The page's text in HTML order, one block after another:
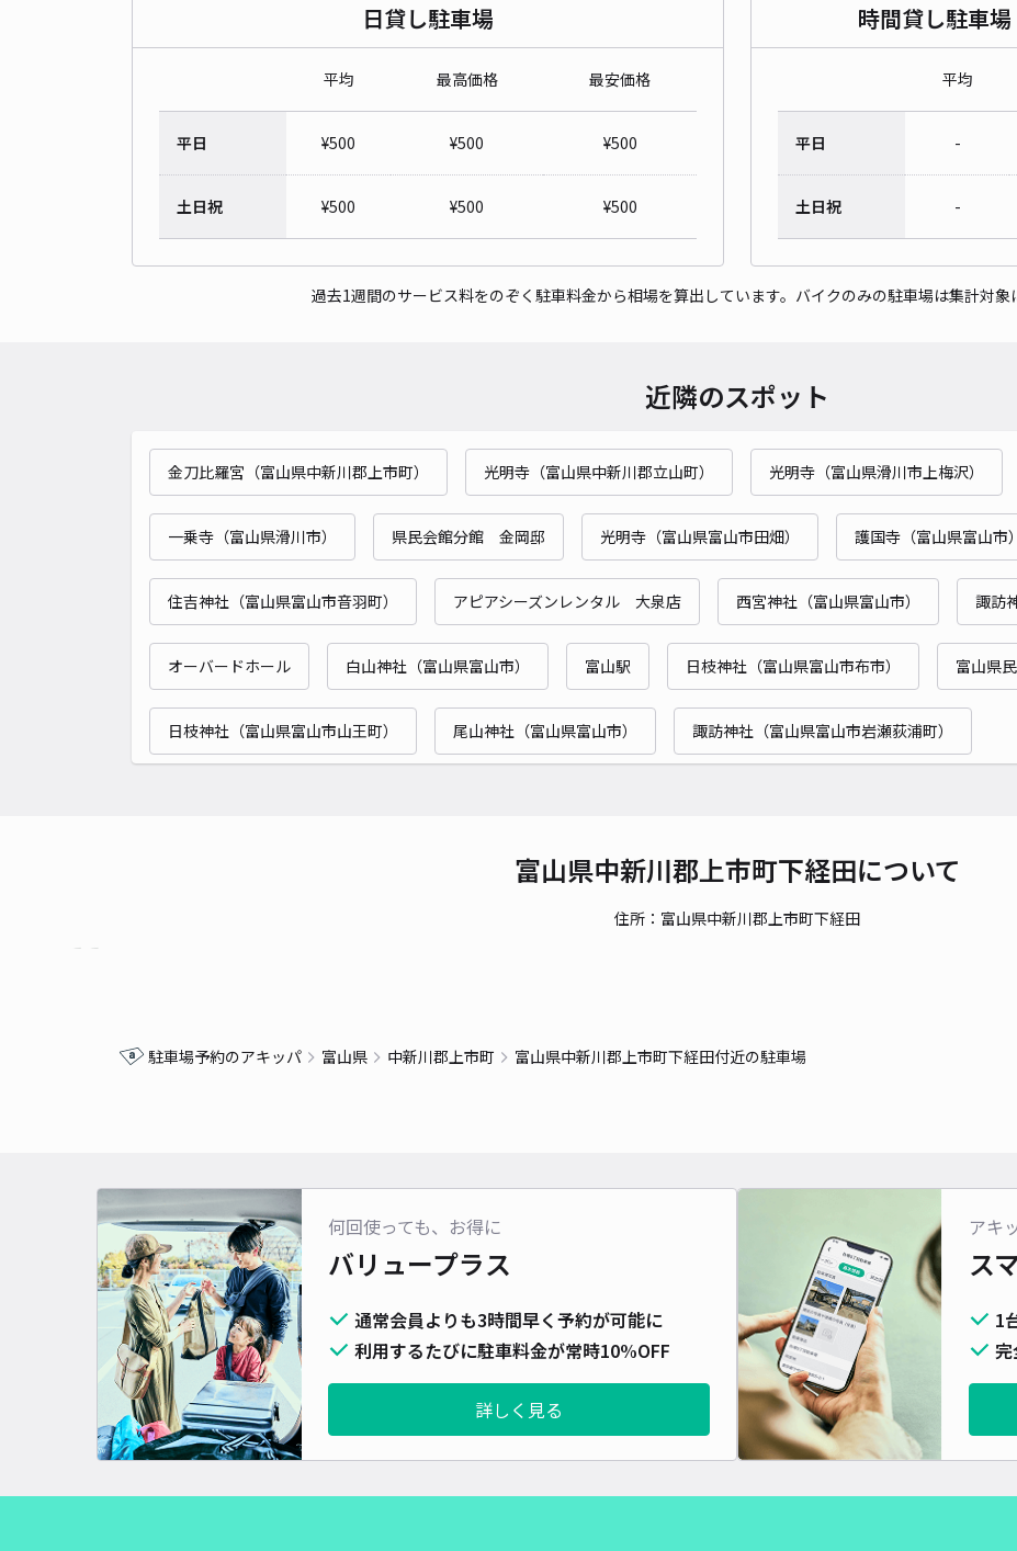
日貸し駐車場
平均 最高価格 最安価格
平日 ¥500 ¥500 ¥500
土日祝 ¥500 ¥500 ¥500
時間貸し駐車場
平均
平日 -
土日祝 -
過去1週間のサービス料をのぞく駐車料金から相場を算出しています。バイクのみの駐車場は集計対象
近隣のスポット
金刀比羅宮（富山県中新川郡上市町） 光明寺（富山県中新川郡立山町） 光明寺（富山県滑川市上梅沢）
一乗寺（富山県滑川市） 県民会館分館 金岡邸 光明寺（富山県富山市田畑） 護国寺（富山県富山市）
住吉神社（富山県富山市音羽町） アピアシーズンレンタル 大泉店 西宮神社（富山県富山市） 諏訪
オーバードホール 白山神社（富山県富山市） 富山駅 日枝神社（富山県富山市布市） 富山県
日枝神社（富山県富山市山王町） 尾山神社（富山県富山市） 諏訪神社（富山県富山市岩瀬荻浦町）
富山県中新川郡上市町下経田について
住所：富山県中新川郡上市町下経田
駐車場予約のアキッパ 富山県 中新川郡上市町 富山県中新川郡上市町下経田付近の駐車場
何回使っても、お得に
バリュープラス
通常会員よりも3時間早く予約が可能に
利用するたびに駐車料金が常時10%OFF
詳しく見る
アキ
ス
1